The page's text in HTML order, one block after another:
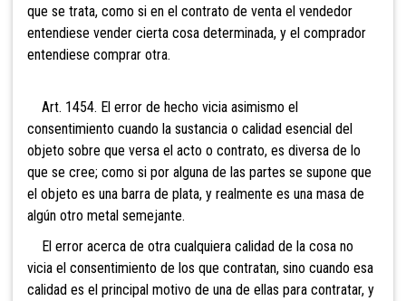
que se trata, como si en el contrato de venta el vendedor
entendiese vender cierta cosa determinada, y el comprador
entendiese comprar otra.
Art. 1454. El error de hecho vicia asimismo el
consentimiento cuando la sustancia o calidad esencial del
objeto sobre que versa el acto o contrato, es diversa de lo
que se cree; como si por alguna de las partes se supone que
el objeto es una barra de plata, y realmente es una masa de
algún otro metal semejante.
El error acerca de otra cualquiera calidad de la cosa no
vicia el consentimiento de los que contratan, sino cuando esa
calidad es el principal motivo de una de ellas para contratar, y